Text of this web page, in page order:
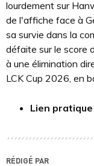
lourdement sur
de l'affiche face à
sa survie dans la
défaite sur le score
à une élimination
LCK Cup 2026, en
Lien pratique
RÉDIGÉ PAR